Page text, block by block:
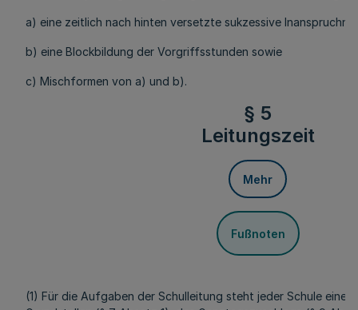
a) eine zeitlich nach hinten versetzte sukzessive
b) eine Blockbildung der Vorgriffsstunden sowie
c) Mischformen von a) und b).
§ 5
Leitungszeit
Mehr
Fußnoten
(1) Für die Aufgaben der Schulleitung steht jeder Schule eine